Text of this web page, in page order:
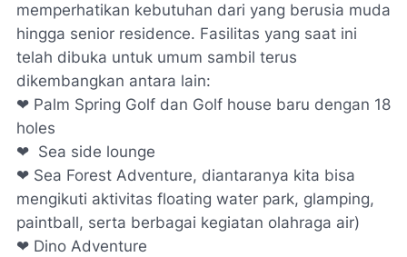
memperhatikan kebutuhan dari yang berusia muda
hingga senior residence. Fasilitas yang saat ini
telah dibuka untuk umum sambil terus
dikembangkan antara lain:
❤ Palm Spring Golf dan Golf house baru dengan 18
holes
❤ Sea side lounge
❤ Sea Forest Adventure, diantaranya kita bisa
mengikuti aktivitas floating water park, glamping,
paintball, serta berbagai kegiatan olahraga air)
❤ Dino Adventure